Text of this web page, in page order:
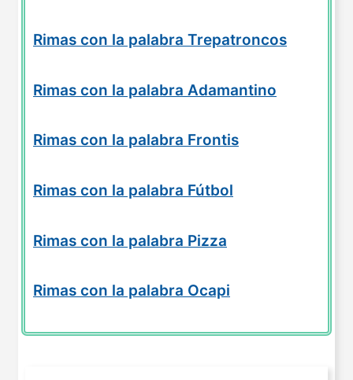
Rimas con la palabra Trepatroncos
Rimas con la palabra Adamantino
Rimas con la palabra Frontis
Rimas con la palabra Fútbol
Rimas con la palabra Pizza
Rimas con la palabra Ocapi